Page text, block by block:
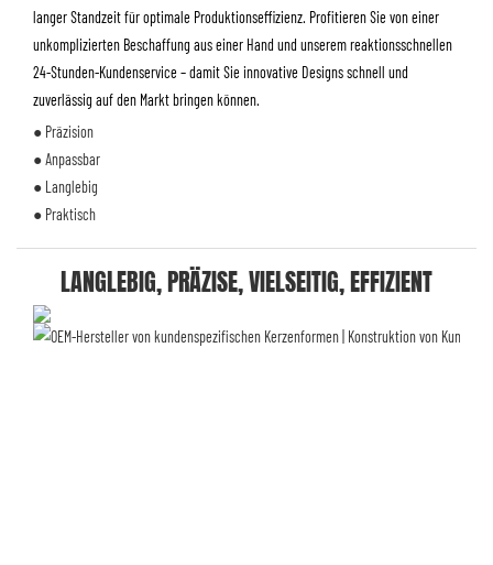
langer Standzeit für optimale Produktionseffizienz. Profitieren Sie von einer
unkomplizierten Beschaffung aus einer Hand und unserem reaktionsschnellen
24-Stunden-Kundenservice – damit Sie innovative Designs schnell und
zuverlässig auf den Markt bringen können.
● Präzision
● Anpassbar
● Langlebig
● Praktisch
LANGLEBIG, PRÄZISE, ​​VIELSEITIG, EFFIZIENT